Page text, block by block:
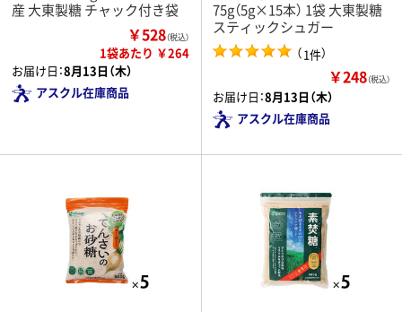
産 大東製糖 チャック付き袋
￥528（税込）
1袋あたり ￥264
お届け日：8月13日（木）
アスクル在庫商品
75g（5g×15本） 1袋 大東製糖
スティックシュガー
（1件）
￥248（税込）
お届け日：8月13日（木）
アスクル在庫商品